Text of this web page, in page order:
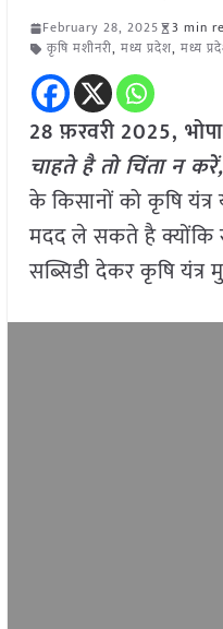
February 28, 2025
3 min
कृषि मशीनरी, मध्य प्रदेश, मध्य
28 फ़रवरी2025,
चाहते है तो चिंता न
के किसानों को कृषि
मदद ले सकते है क्योंकि
सब्सिडी देकर कृषि यंत्र